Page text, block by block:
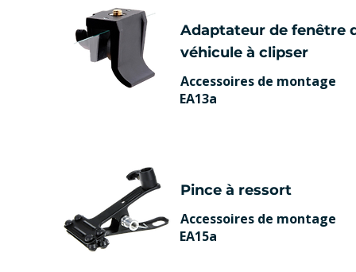
Adaptateur de fenêtre
véhicule à clipser
Accessoires de montage
EA13a
Pince à ressort
Accessoires de montage
EA15a